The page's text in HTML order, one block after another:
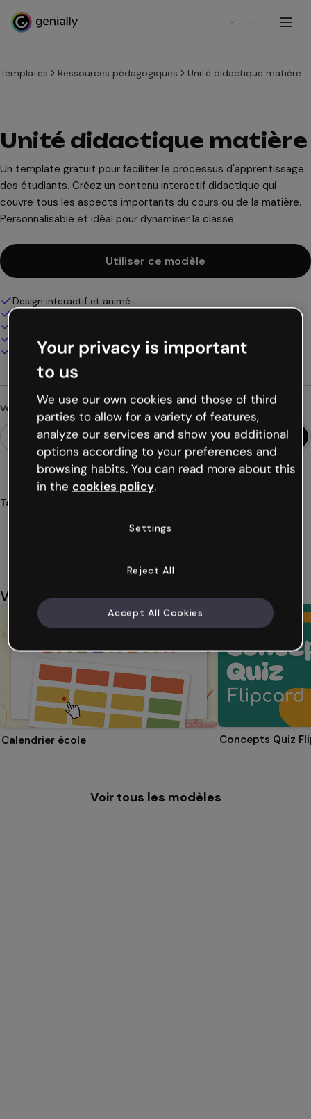
S'inscrire
Templates Ressources pédagogiques Unité didactique matière
Unité didactique matière
Un template gratuit pour faciliter le processus d'apprentissage
des étudiants. Créez un contenu interactif didactique qui
couvre tous les aspects importants du cours ou de la matière.
Personnalisable et idéal pour dynamiser la classe.
Utiliser ce modèle
Design interactif et animé
100% personnalisable
Présentez, partagez ou publiez en ligne
Téléchargez en PDF, MP4 et autres formats
Vous cherchez autre chose ?
Tags
Vous aimerez aussi
Calendrier école Concepts Quiz
Voir tous les modèles
Your privacy is important
to us
We use our own cookies and those of third
parties to allow for a variety of features,
analyze our services and show you additional
options according to your preferences and
browsing habits. You can read more about this
in the cookies policy.
Settings
Reject All
Accept All Cookies